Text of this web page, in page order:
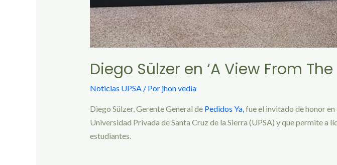
Diego Sülzer en ‘A View From The
Noticias UPSA/ Por jhon vedia
Diego Sülzer, Gerente General de Pedidos Ya,fue el invitado de honor en
Universidad Privada de Santa Cruz de la Sierra (UPSA) y que permite
estudiantes.